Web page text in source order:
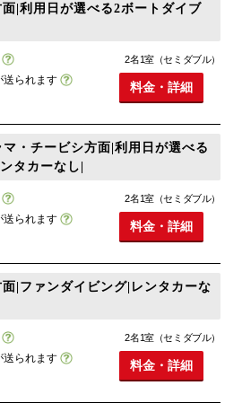
|利用日が選べる2ボートダイブ
送られます
2名1室（セミダブル）
料金・詳細
マ・チービシ方面|利用日が選べる
タカーなし|
送られます
2名1室（セミダブル）
料金・詳細
|ファンダイビング|レンタカーな
送られます
2名1室（セミダブル）
料金・詳細